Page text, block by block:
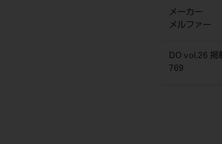
メーカー
メルファー
DO vol.26 掲
769